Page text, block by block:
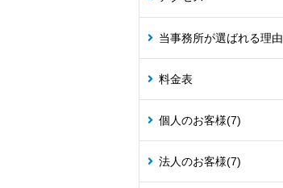
当事務所が選ばれる理由
料金表
個人のお客様(7)
法人のお客様(7)